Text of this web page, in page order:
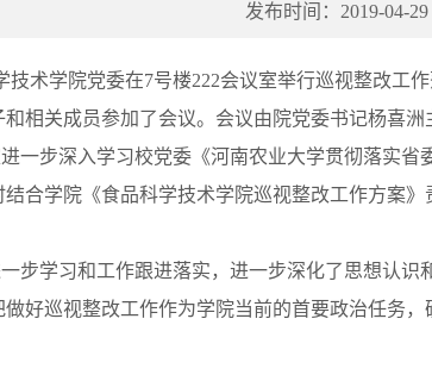
发布时间：2019-04-
术学院党委在7号楼222会议室举行巡视整改工
相关成员参加了会议。会议由院党委书记杨喜洲
步深入学习校党委《河南农业大学贯彻落实省
合学院《食品科学技术学院巡视整改工作方案
学习和工作跟进落实，进一步深化了思想认识
好巡视整改工作作为学院当前的首要政治任务，